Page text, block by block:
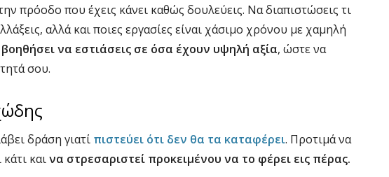
πρόοδο που έχεις κάνει καθώς δουλεύεις. Να διαπιστώσεις τι
αλλά και ποιες εργασίες είναι χάσιμο χρόνου με χαμηλή
να εστιάσεις σε όσα έχουν υψηλή αξία, ώστε να
σου.
δράση γιατί πιστεύει ότι δεν θα τα καταφέρει. Προτιμά να
καινα στρεσαριστεί προκειμένου να το φέρει εις πέρας.